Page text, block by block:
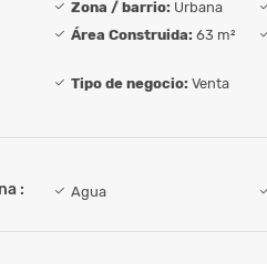
Zona / barrio: Urbana
Área Construida: 63 m²
Tipo de negocio: Venta
: Agua